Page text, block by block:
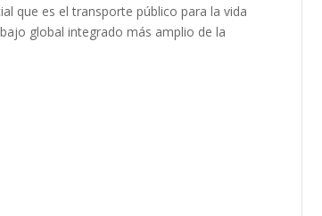
que es el transporte público para la vida
global integrado más amplio de la